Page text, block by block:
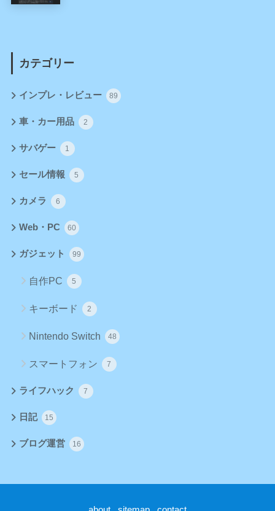
カテゴリー
インプレ・レビュー 89
車・カー用品 2
サバゲー 1
セール情報 5
カメラ 6
Web・PC 60
ガジェット 99
自作PC 5
キーボード 2
Nintendo Switch 48
スマートフォン 7
ライフハック 7
日記 15
ブログ運営 16